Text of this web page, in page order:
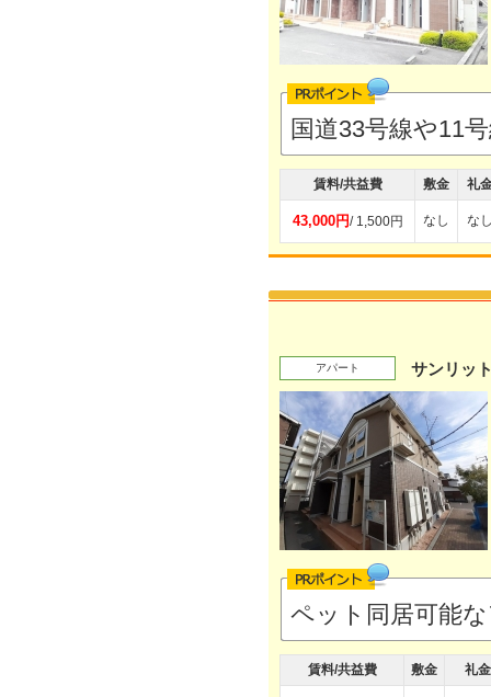
国道33号線や11
賃料/共益費 敷金 礼
43,000円/ 1,500円 なし な
アパート サンリッ
ペット同居可能
賃料/共益費 敷金 礼金